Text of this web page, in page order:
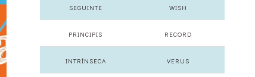
SEGUINTE WISH
PRINCIPIS RECORD
INTRÍNSECA VERUS